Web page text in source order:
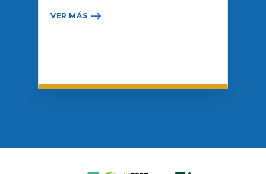
VER MÁS